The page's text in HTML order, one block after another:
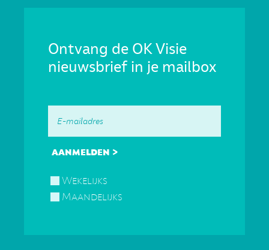
Ontvang de OK Visie
nieuwsbrief in je mailbox
Wekelijks
Maandelijks